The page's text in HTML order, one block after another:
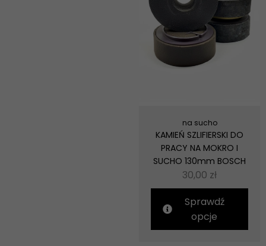
na sucho
KAMIEŃ SZLIFIERSKI DO
PRACY NA MOKRO I
SUCHO 130mm BOSCH
30,00 zł
Sprawdź
opcje